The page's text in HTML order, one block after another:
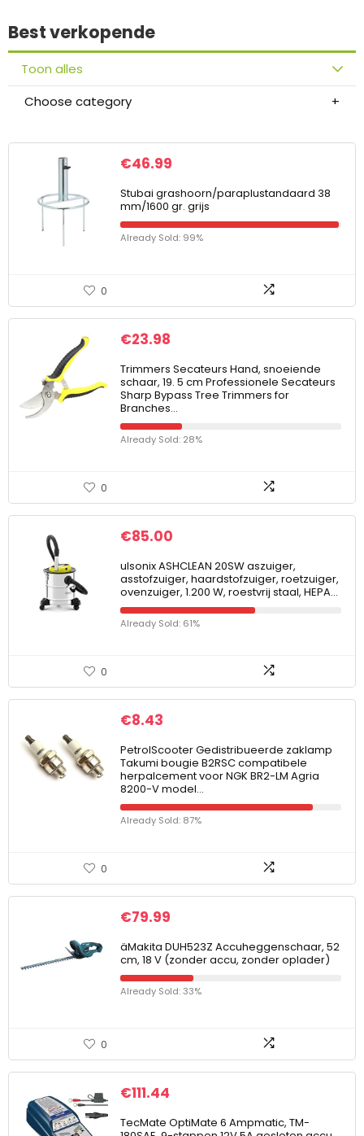
Best verkopende
Toon alles
Choose category
€46.99
Stubai grashoorn/paraplustandaard 38
mm/1600 gr. grijs
Already Sold: 99%
0
€23.98
Trimmers Secateurs Hand, snoeiende
schaar, 19. 5 cm Professionele Secateurs
Sharp Bypass Tree Trimmers for
Branches…
Already Sold: 28%
0
€85.00
ulsonix ASHCLEAN 20SW aszuiger,
asstofzuiger, haardstofzuiger, roetzuiger,
ovenzuiger, 1.200 W, roestvrij staal, HEPA…
Already Sold: 61%
0
€8.43
PetrolScooter Gedistribueerde zaklamp
Takumi bougie B2RSC compatibele
herpalcement voor NGK BR2-LM Agria
8200-V model…
Already Sold: 87%
0
€79.99
äMakita DUH523Z Accuheggenschaar, 52
cm, 18 V (zonder accu, zonder oplader)
Already Sold: 33%
0
€111.44
TecMate OptiMate 6 Ampmatic, TM-